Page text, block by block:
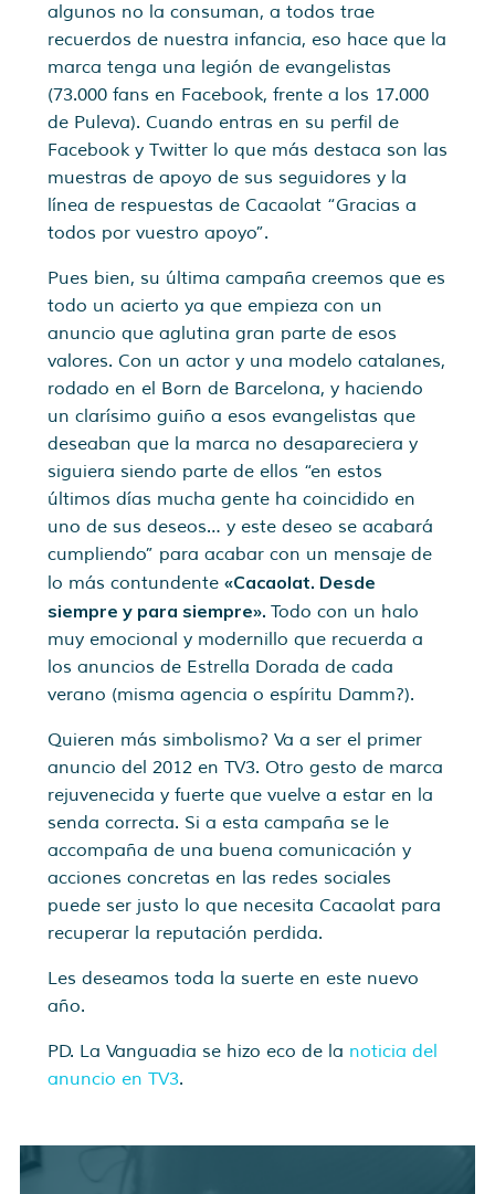
algunos no la consuman, a todos trae
recuerdos de nuestra infancia, eso hace que la
marca tenga una legión de evangelistas
(73.000 fans en Facebook, frente a los 17.000
de Puleva). Cuando entras en su perfil de
Facebook y Twitter lo que más destaca son las
muestras de apoyo de sus seguidores y la
línea de respuestas de Cacaolat “Gracias a
todos por vuestro apoyo”.
Pues bien, su última campaña creemos que es
todo un acierto ya que empieza con un
anuncio que aglutina gran parte de esos
valores. Con un actor y una modelo catalanes,
rodado en el Born de Barcelona, y haciendo
un clarísimo guiño a esos evangelistas que
deseaban que la marca no desapareciera y
siguiera siendo parte de ellos “en estos
últimos días mucha gente ha coincidido en
uno de sus deseos… y este deseo se acabará
cumpliendo” para acabar con un mensaje de
lo más contundente «Cacaolat. Desde
siempre y para siempre». Todo con un halo
muy emocional y modernillo que recuerda a
los anuncios de Estrella Dorada de cada
verano (misma agencia o espíritu Damm?).
Quieren más simbolismo? Va a ser el primer
anuncio del 2012 en TV3. Otro gesto de marca
rejuvenecida y fuerte que vuelve a estar en la
senda correcta. Si a esta campaña se le
accompaña de una buena comunicación y
acciones concretas en las redes sociales
puede ser justo lo que necesita Cacaolat para
recuperar la reputación perdida.
Les deseamos toda la suerte en este nuevo
año.
PD. La Vanguadia se hizo eco de la noticia del
anuncio en TV3.